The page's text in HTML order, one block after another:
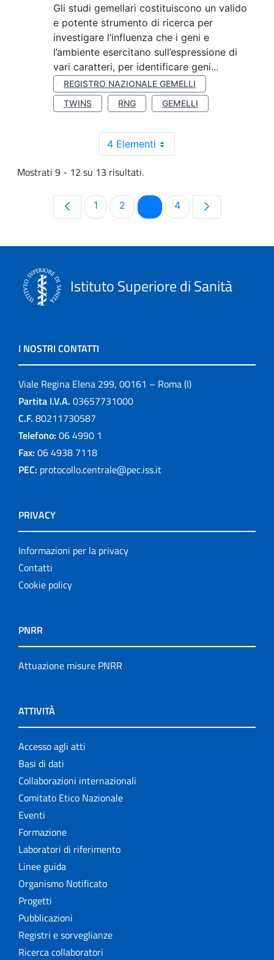
Gli studi gemellari costituiscono un valido
e potente strumento di ricerca per
investigare l’influenza che i geni e
l’ambiente esercitano sull’espressione di
vari caratteri, per identificare geni...
REGISTRO NAZIONALE GEMELLI
TWINS
RNG GEMELLI
4 Elementi
Mostrati 9 - 12 su 13 risultati.
Pagina
1 Pagina
2 PaginaPagina
4
Istituto Superiore di Sanità
I NOSTRI CONTATTI
Viale Regina Elena 299, 00161 – Roma (I)
Partita I.V.A. 03657731000
C.F. 80211730587
Telefono: 06 4990 1
Fax: 06 4938 7118
PEC: protocollo.centrale@pec.iss.it
PRIVACY
Informazioni per la privacy
Contatti
Cookie policy
PNRR
Attuazione misure PNRR
ATTIVITÀ
Accesso agli atti
Basi di dati
Collaborazioni internazionali
Comitato Etico Nazionale
Eventi
Formazione
Laboratori di riferimento
Linee guida
Organismo Notificato
Progetti
Pubblicazioni
Registri e sorveglianze
Ricerca collaboratori